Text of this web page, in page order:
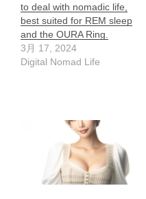
to deal with nomadic life,
best suited for REM sleep
and the OURA Ring.
3月 17, 2024
Digital Nomad Life